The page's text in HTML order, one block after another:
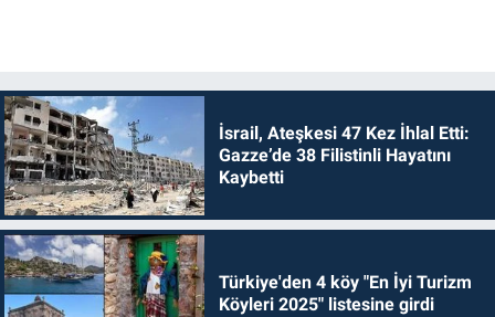
İsrail, Ateşkesi 47 Kez İhlal Etti:
Gazze’de 38 Filistinli Hayatını
Kaybetti
Türkiye'den 4 köy "En İyi Turizm
Köyleri 2025" listesine girdi